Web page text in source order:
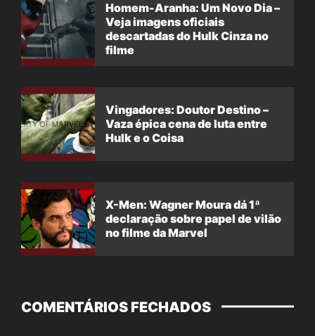
Homem-Aranha: Um Novo Dia –
Veja imagens oficiais
descartadas do Hulk Cinza no
filme
Vingadores: Doutor Destino –
Vaza épica cena de luta entre
Hulk e o Coisa
X-Men: Wagner Moura dá 1ª
declaração sobre papel de vilão
no filme da Marvel
COMENTÁRIOS FECHADOS